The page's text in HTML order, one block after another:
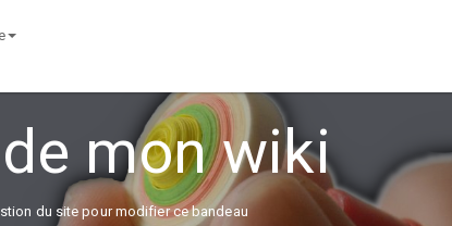
mon wiki
du site pour modifier ce bandeau